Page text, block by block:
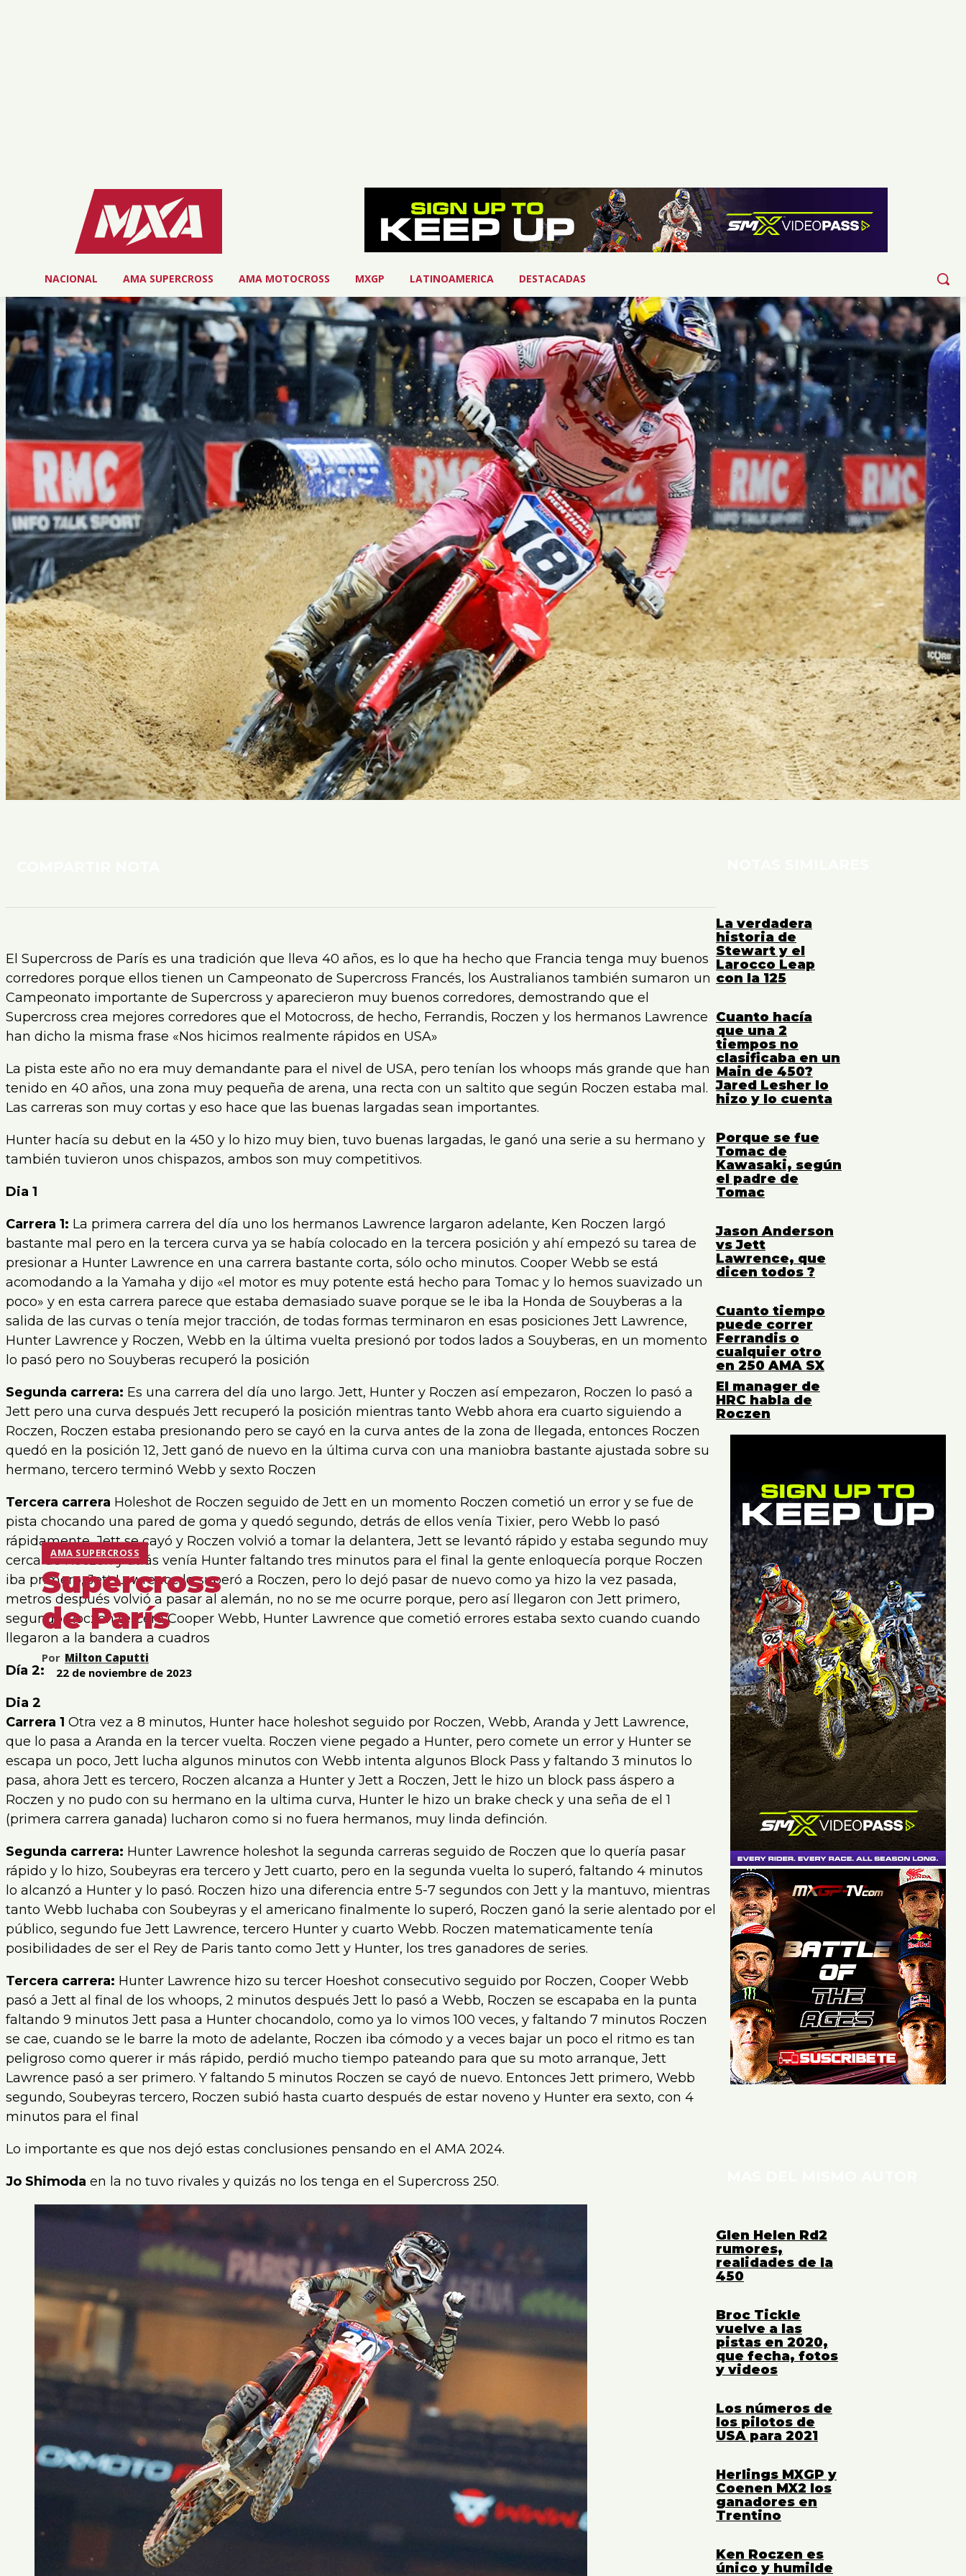
NACIONAL AMA SUPERCROSS AMA MOTOCROSS MXGP LATINOAMERICA DESTACADAS
AMA SUPERCROSS
Supercross
de París
Por Milton Caputti
22 de noviembre de 2023
El Supercross de París es una tradición que lleva 40 años, es lo que ha hecho que Francia tenga muy buenos
corredores porque ellos tienen un Campeonato de Supercross Francés, los Australianos también sumaron un
Campeonato importante de Supercross y aparecieron muy buenos corredores, demostrando que el
Supercross crea mejores corredores que el Motocross, de hecho, Ferrandis, Roczen y los hermanos Lawrence
han dicho la misma frase «Nos hicimos realmente rápidos en USA»
La pista este año no era muy demandante para el nivel de USA, pero tenían los whoops más grande que han
tenido en 40 años, una zona muy pequeña de arena, una recta con un saltito que según Roczen estaba mal.
Las carreras son muy cortas y eso hace que las buenas largadas sean importantes.
Hunter hacía su debut en la 450 y lo hizo muy bien, tuvo buenas largadas, le ganó una serie a su hermano y
también tuvieron unos chispazos, ambos son muy competitivos.
Dia 1
Carrera 1: La primera carrera del día uno los hermanos Lawrence largaron adelante, Ken Roczen largó
bastante mal pero en la tercera curva ya se había colocado en la tercera posición y ahí empezó su tarea de
presionar a Hunter Lawrence en una carrera bastante corta, sólo ocho minutos. Cooper Webb se está
acomodando a la Yamaha y dijo «el motor es muy potente está hecho para Tomac y lo hemos suavizado un
poco» y en esta carrera parece que estaba demasiado suave porque se le iba la Honda de Souyberas a la
salida de las curvas o tenía mejor tracción, de todas formas terminaron en esas posiciones Jett Lawrence,
Hunter Lawrence y Roczen, Webb en la última vuelta presionó por todos lados a Souyberas, en un momento
lo pasó pero no Souyberas recuperó la posición
Segunda carrera: Es una carrera del día uno largo. Jett, Hunter y Roczen así empezaron, Roczen lo pasó a
Jett pero una curva después Jett recuperó la posición mientras tanto Webb ahora era cuarto siguiendo a
Roczen, Roczen estaba presionando pero se cayó en la curva antes de la zona de llegada, entonces Roczen
quedó en la posición 12, Jett ganó de nuevo en la última curva con una maniobra bastante ajustada sobre su
hermano, tercero terminó Webb y sexto Roczen
Tercera carrera Holeshot de Roczen seguido de Jett en un momento Roczen cometió un error y se fue de
pista chocando una pared de goma y quedó segundo, detrás de ellos venía Tixier, pero Webb lo pasó
rápidamente, Jett se cayó y Roczen volvió a tomar la delantera, Jett se levantó rápido y estaba segundo muy
cerca de Roczen y atrás venía Hunter faltando tres minutos para el final la gente enloquecía porque Roczen
iba primero, Jett Lawrence lo superó a Roczen, pero lo dejó pasar de nuevo como ya hizo la vez pasada,
metros después volvió a pasar al alemán, no no se me ocurre porque, pero así llegaron con Jett primero,
segundo Roczen tercero Cooper Webb, Hunter Lawrence que cometió errores estaba sexto cuando cuando
llegaron a la bandera a cuadros
Día 2:
Dia 2
Carrera 1 Otra vez a 8 minutos, Hunter hace holeshot seguido por Roczen, Webb, Aranda y Jett Lawrence,
que lo pasa a Aranda en la tercer vuelta. Roczen viene pegado a Hunter, pero comete un error y Hunter se
escapa un poco, Jett lucha algunos minutos con Webb intenta algunos Block Pass y faltando 3 minutos lo
pasa, ahora Jett es tercero, Roczen alcanza a Hunter y Jett a Roczen, Jett le hizo un block pass áspero a
Roczen y no pudo con su hermano en la ultima curva, Hunter le hizo un brake check y una seña de el 1
(primera carrera ganada) lucharon como si no fuera hermanos, muy linda definción.
Segunda carrera: Hunter Lawrence holeshot la segunda carreras seguido de Roczen que lo quería pasar
rápido y lo hizo, Soubeyras era tercero y Jett cuarto, pero en la segunda vuelta lo superó, faltando 4 minutos
lo alcanzó a Hunter y lo pasó. Roczen hizo una diferencia entre 5-7 segundos con Jett y la mantuvo, mientras
tanto Webb luchaba con Soubeyras y el americano finalmente lo superó, Roczen ganó la serie alentado por el
público, segundo fue Jett Lawrence, tercero Hunter y cuarto Webb. Roczen matematicamente tenía
posibilidades de ser el Rey de Paris tanto como Jett y Hunter, los tres ganadores de series.
Tercera carrera: Hunter Lawrence hizo su tercer Hoeshot consecutivo seguido por Roczen, Cooper Webb
pasó a Jett al final de los whoops, 2 minutos después Jett lo pasó a Webb, Roczen se escapaba en la punta
faltando 9 minutos Jett pasa a Hunter chocandolo, como ya lo vimos 100 veces, y faltando 7 minutos Roczen
se cae, cuando se le barre la moto de adelante, Roczen iba cómodo y a veces bajar un poco el ritmo es tan
peligroso como querer ir más rápido, perdió mucho tiempo pateando para que su moto arranque, Jett
Lawrence pasó a ser primero. Y faltando 5 minutos Roczen se cayó de nuevo. Entonces Jett primero, Webb
segundo, Soubeyras tercero, Roczen subió hasta cuarto después de estar noveno y Hunter era sexto, con 4
minutos para el final
Lo importante es que nos dejó estas conclusiones pensando en el AMA 2024.
Jo Shimoda en la no tuvo rivales y quizás no los tenga en el Supercross 250.
La verdadera
historia de
Stewart y el
Larocco Leap
con la 125
Cuanto hacía
que una 2
tiempos no
clasificaba en un
Main de 450?
Jared Lesher lo
hizo y lo cuenta
Porque se fue
Tomac de
Kawasaki, según
el padre de
Tomac
Jason Anderson
vs Jett
Lawrence, que
dicen todos ?
Cuanto tiempo
puede correr
Ferrandis o
cualquier otro
en 250 AMA SX
El manager de
HRC habla de
Roczen
Glen Helen Rd2
rumores,
realidades de la
450
Broc Tickle
vuelve a las
pistas en 2020,
que fecha, fotos
y videos
Los números de
los pilotos de
USA para 2021
Herlings MXGP y
Coenen MX2 los
ganadores en
Trentino
Ken Roczen es
único y humilde